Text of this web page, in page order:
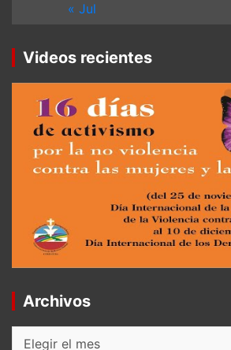
« Jul
Videos recientes
Archivos
Archivos